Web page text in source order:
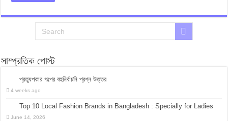
সাম্প্রতিক পোস্ট
প্রত্যুপকার গল্পের বহুনির্বাচনি প্রশ্ন উত্তর
4 weeks ago
Top 10 Local Fashion Brands in Bangladesh : Specially for Ladies
June 14, 2026